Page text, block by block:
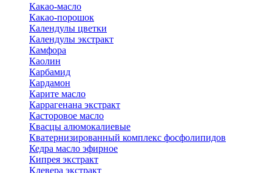
Какао-масло
Какао-порошок
Календулы цветки
Календулы экстракт
Камфора
Каолин
Карбамид
Кардамон
Карите масло
Каррагенана экстракт
Касторовое масло
Квасцы алюмокалиевые
Кватернизированный комплекс фосфолипидов
Кедра масло эфирное
Кипрея экстракт
Клевера экстракт